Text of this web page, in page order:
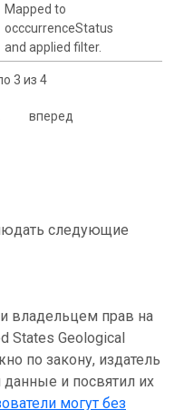
Mapped to
occcurrenceStatus
and applied filter.
3 из 4
вперед
следующие
владельцем прав на
States Geological
по закону, издатель
данные и посвятил их
могут без